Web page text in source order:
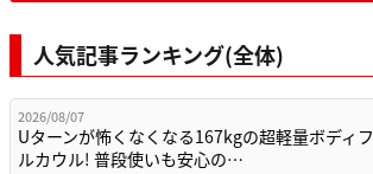
人気記事ランキング(全体)
2026/08/07
Uターンが怖くなくなる167kgの超軽量ボディフ
ルカウル! 普段使いも安心の…